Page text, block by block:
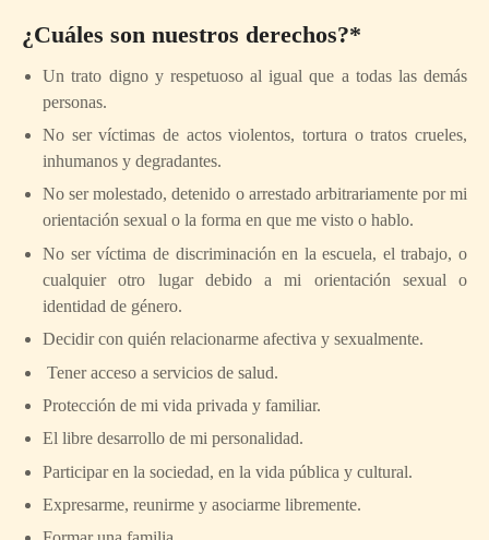
¿Cuáles son nuestros derechos?*
Un trato digno y respetuoso al igual que a todas las demás
personas.
No ser víctimas de actos violentos, tortura o tratos crueles,
inhumanos y degradantes.
No ser molestado, detenido o arrestado arbitrariamente por mi
orientación sexual o la forma en que me visto o hablo.
No ser víctima de discriminación en la escuela, el trabajo, o
cualquier otro lugar debido a mi orientación sexual o
identidad de género.
Decidir con quién relacionarme afectiva y sexualmente.
Tener acceso a servicios de salud.
Protección de mi vida privada y familiar.
El libre desarrollo de mi personalidad.
Participar en la sociedad, en la vida pública y cultural.
Expresarme, reunirme y asociarme libremente.